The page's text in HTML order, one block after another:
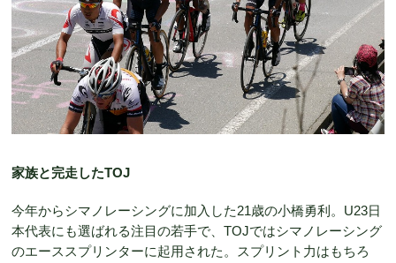
家族と完走したTOJ
今年からシマノレーシングに加入した21歳の小橋勇利。U23日
本代表にも選ばれる注目の若手で、TOJではシマノレーシング
のエーススプリンターに起用された。スプリント力はもちろ